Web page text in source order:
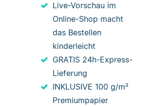
Live-Vorschau im
Online-Shop macht
das Bestellen
kinderleicht
GRATIS 24h-Express-
Lieferung
INKLUSIVE 100 g/m²
Premiumpapier